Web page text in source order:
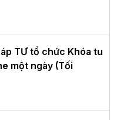
đắc
Hải
suy
tỉnh
TƯ tổ chức Khóa tu
một ngày (Tối